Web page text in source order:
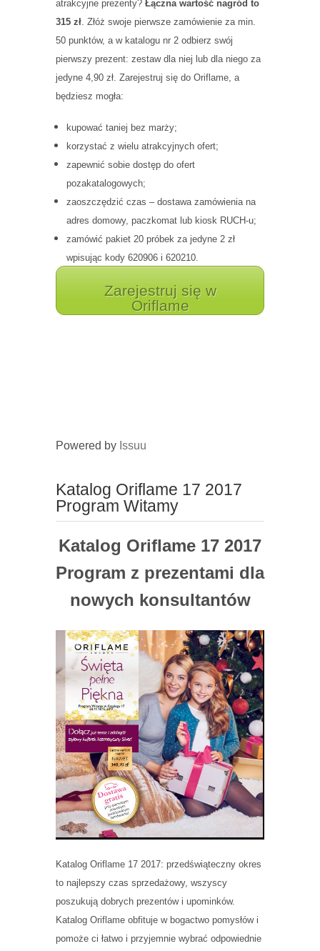
atrakcyjne prezenty? Łączna wartość nagród to
315 zł. Złóż swoje pierwsze zamówienie za min.
50 punktów, a w katalogu nr 2 odbierz swój
pierwszy prezent: zestaw dla niej lub dla niego za
jedyne 4,90 zł. Zarejestruj się do Oriflame, a
będziesz mogła:
kupować taniej bez marży;
korzystać z wielu atrakcyjnych ofert;
zapewnić sobie dostęp do ofert
pozakatalogowych;
zaoszczędzić czas – dostawa zamówienia na
adres domowy, paczkomat lub kiosk RUCH-u;
zamówić pakiet 20 próbek za jedyne 2 zł
wpisując kody 620906 i 620210.
Zarejestruj się w
Oriflame
Powered by Issuu
Katalog Oriflame 17 2017
Program Witamy
Katalog Oriflame 17 2017
Program z prezentami dla
nowych konsultantów
Katalog Oriflame 17 2017: przedświąteczny okres
to najlepszy czas sprzedażowy, wszyscy
poszukują dobrych prezentów i upominków.
Katalog Oriflame obfituje w bogactwo pomysłów i
pomoże ci łatwo i przyjemnie wybrać odpowiednie